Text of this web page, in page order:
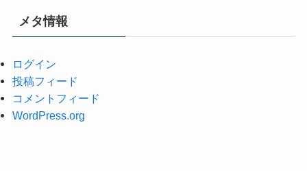
メタ情報
ログイン
投稿フィード
コメントフィード
WordPress.org